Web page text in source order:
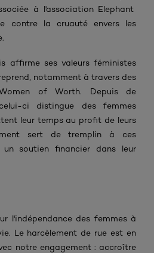
à l'association Elephant
contre la cruauté envers les
affirme ses valeurs féministes
notamment à travers des
of Worth. Depuis de
ci distingue des femmes
leur temps au profit de leurs
sert de tremplin à ces
soutien financier dans leur
l'indépendance des femmes à
Le harcèlement de rue est en
notre engagement : accroître